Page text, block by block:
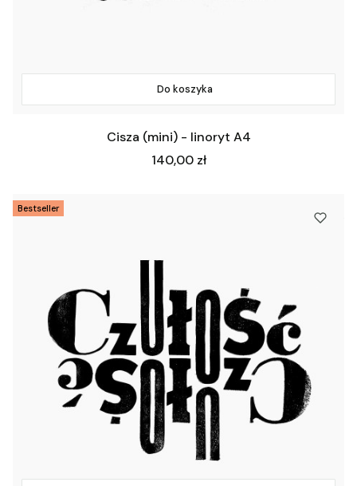
Do koszyka
Cisza (mini) - linoryt A4
Cena
140,00 zł
Bestseller